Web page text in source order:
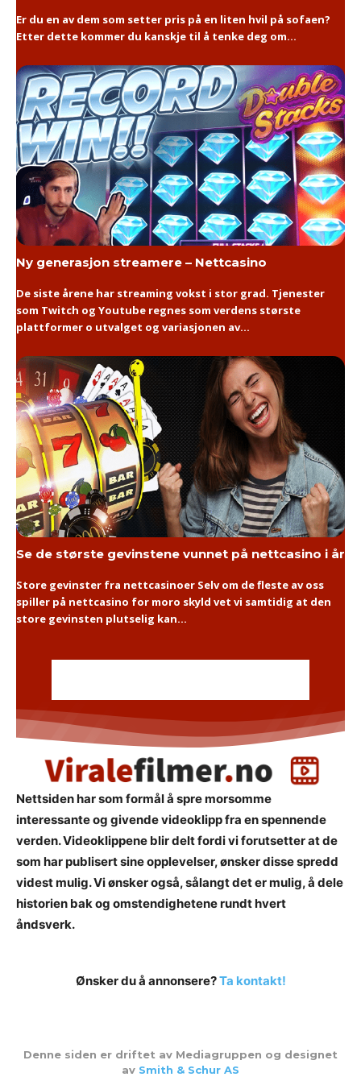
Er du en av dem som setter pris på en liten hvil på sofaen?
Etter dette kommer du kanskje til å tenke deg om...
Ny generasjon streamere – Nettcasino
De siste årene har streaming vokst i stor grad. Tjenester
som Twitch og Youtube regnes som verdens største
plattformer o utvalget og variasjonen av...
Se de største gevinstene vunnet på nettcasino i år
Store gevinster fra nettcasinoer Selv om de fleste av oss
spiller på nettcasino for moro skyld vet vi samtidig at den
store gevinsten plutselig kan...
Nettsiden har som formål å spre morsomme
interessante og givende videoklipp fra en spennende
verden. Videoklippene blir delt fordi vi forutsetter at de
som har publisert sine opplevelser, ønsker disse spredd
videst mulig. Vi ønsker også, sålangt det er mulig, å dele
historien bak og omstendighetene rundt hvert
åndsverk.
Ønsker du å annonsere?Ta kontakt!
Denne siden er driftet av Mediagruppen og designet
av Smith & Schur AS